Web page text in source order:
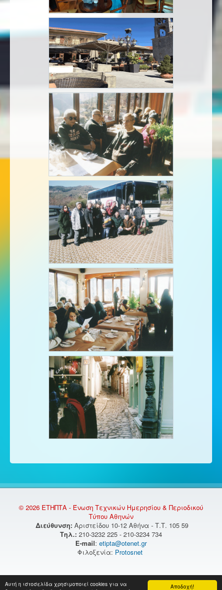
Αποδοχή!
Αυτή η ιστοσελίδα χρησιμοποιεί cookies για να
© 2026 ΕΤΗΠΤΑ - Ένωση Τεχνικών Ημερησίου & Περιοδικού
Τύπου Αθηνών
Διεύθυνση: Αριστείδου 10-12 Αθήνα - Τ.Τ. 105 59
Τηλ.: 210-3232 225 - 210-3234 734
E-mail: etipta@otenet.gr
Φιλοξενία: Protosnet